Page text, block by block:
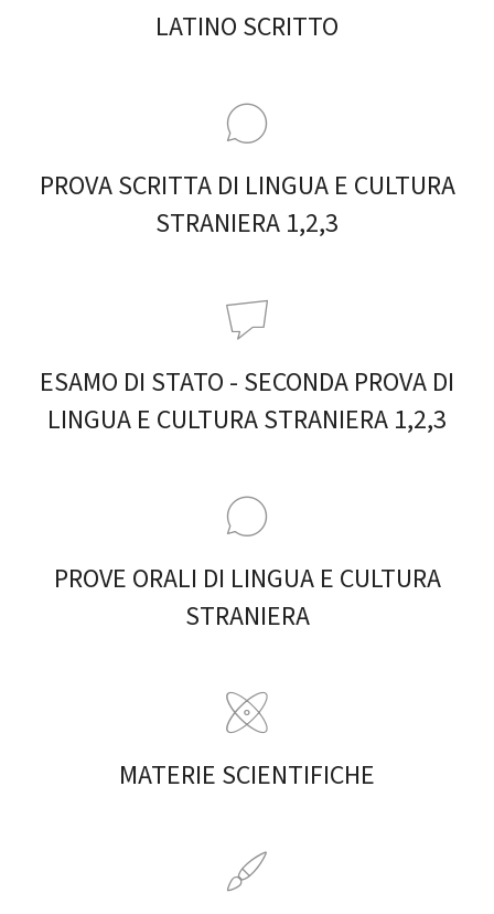
LATINO SCRITTO
PROVA SCRITTA DI LINGUA E CULTURA
STRANIERA 1,2,3
ESAMO DI STATO - SECONDA PROVA DI
LINGUA E CULTURA STRANIERA 1,2,3
PROVE ORALI DI LINGUA E CULTURA
STRANIERA
MATERIE SCIENTIFICHE